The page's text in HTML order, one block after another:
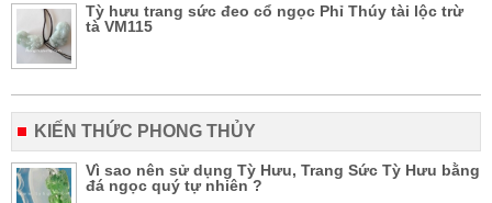
Tỳ hưu trang sức đeo cổ ngọc Phỉ Thúy tài lộc trừ
tà VM115
KIẾN THỨC PHONG THỦY
Vì sao nên sử dụng Tỳ Hưu, Trang Sức Tỳ Hưu bằng
đá ngọc quý tự nhiên ?